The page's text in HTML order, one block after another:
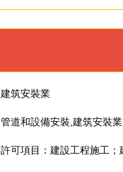
建筑安裝業
管道和設備安裝,建筑安裝
許可項目：建設工程施工